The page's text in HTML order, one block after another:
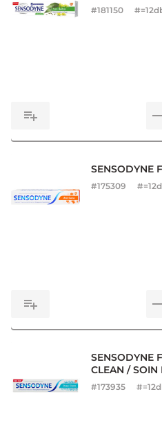
#181150
SENSODYNE
#175309
SENSODYNE
CLEAN / SOIN
#173935